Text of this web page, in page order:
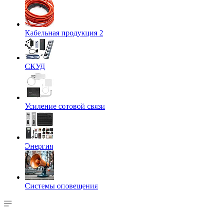
Кабельная продукция 2
СКУД
Усиление сотовой связи
Энергия
Системы оповещения